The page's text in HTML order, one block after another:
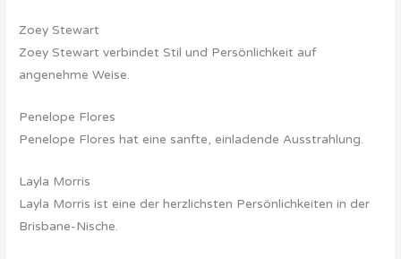
Zoey Stewart
Zoey Stewart verbindet Stil und Persönlichkeit auf
angenehme Weise.
Penelope Flores
Penelope Flores hat eine sanfte, einladende Ausstrahlung.
Layla Morris
Layla Morris ist eine der herzlichsten Persönlichkeiten in der
Brisbane-Nische.